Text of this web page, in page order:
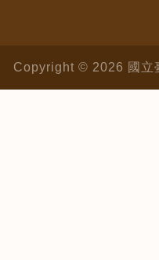
Copyright © 2026 國立